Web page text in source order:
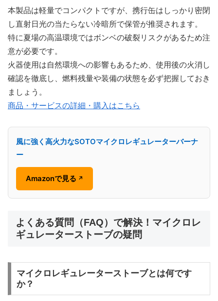
本製品は軽量でコンパクトですが、携行缶はしっかり密閉
し直射日光の当たらない冷暗所で保管が推奨されます。
特に夏場の高温環境ではボンベの破裂リスクがあるため注
意が必要です。
火器使用は自然環境への影響もあるため、使用後の火消し
確認を徹底し、燃料残量や装備の状態を必ず把握しておき
ましょう。
商品・サービスの詳細・購入はこちら
風に強く高火力なSOTOマイクロレギュレーターバーナ
ー
Amazonで見る ↗
よくある質問（FAQ）で解決！マイクロレ
ギュレーターストーブの疑問
マイクロレギュレーターストーブとは何です
か？